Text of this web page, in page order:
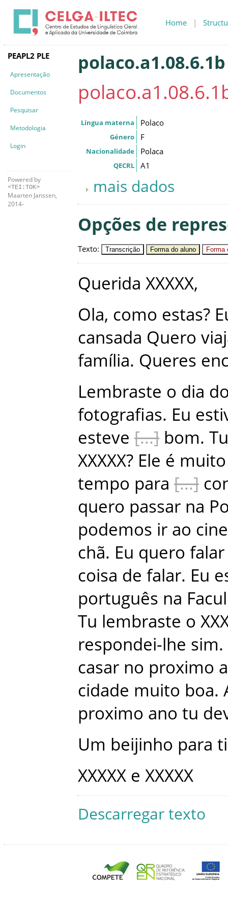
Home |
PEAPL2 PLE
Apresentação
Documentos
Pesquisar
Metodologia
Login
Powered by
<TEI:TOK>
Maarten Janssen,
2014-
polaco.a1.08.6.1b
Língua materna Polaco
Género F
Nacionalidade Polaca
QECRL A1
mais dados
Opções de
Texto: Transcrição Forma do aluno Forma
Querida XXXXX,
Ola, como estas?
cansada Quero
família. Queres
Lembraste o dia
fotografias. Eu
esteve
bom. Tu
XXXXX? Ele é muito
tempo para
quero passar na
podemos ir ao
chã. Eu quero falar
coisa de falar. Eu
português na
Tu lembraste o
respondei-lhe sim.
casar no proximo
cidade muito boa.
proximo ano tu
Um beijinho para ti
XXXXX e XXXXX
Descarregar texto